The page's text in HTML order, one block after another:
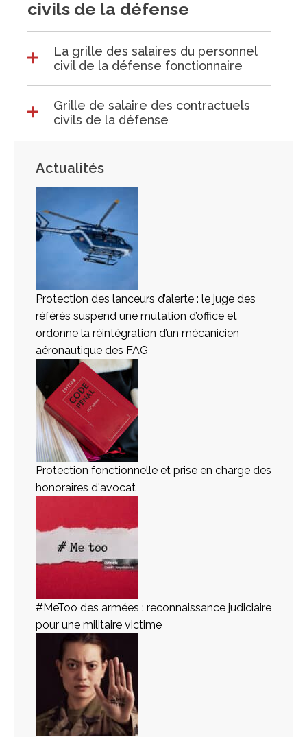
civils de la défense
La grille des salaires du personnel
civil de la défense fonctionnaire
Grille de salaire des contractuels
civils de la défense
Actualités
Protection des lanceurs d’alerte : le juge des
référés suspend une mutation d’office et
ordonne la réintégration d’un mécanicien
aéronautique des FAG
Protection fonctionnelle et prise en charge des
honoraires d'avocat
#MeToo des armées : reconnaissance judiciaire
pour une militaire victime